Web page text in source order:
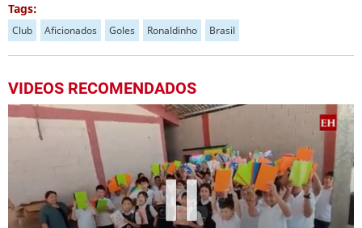
Tags:
Club Aficionados Goles Ronaldinho Brasil
VIDEOS RECOMENDADOS